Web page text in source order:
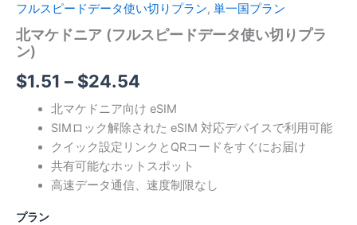
フルスピードデータ使い切りプラン, 単一国プラン
北マケドニア (フルスピードデータ使い切りプラ
ン)
$1.51 – $24.54
格
帯:
$1.51
–
北マケドニア向け eSIM
SIMロック解除された eSIM 対応デバイスで利用可能
クイック設定リンクとQRコードをすぐにお届け
共有可能なホットスポット
高速データ通信、速度制限なし
プラン